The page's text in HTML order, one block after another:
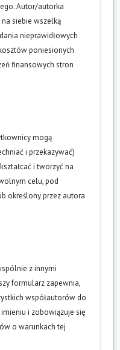
Autor/autorka
siebie wszelką
nieprawidłowych
poniesionych
finansowych stron
mogą
i przekazywać)
i tworzyć na
celu, pod
określony przez autora
z innymi
formularz zapewnia,
współautorów do
i zobowiązuje się
o warunkach tej